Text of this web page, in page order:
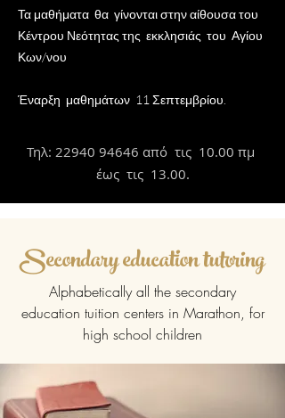
Τα μαθήματα θα γίνονται στην αίθουσα του
Κέντρου Νεότητας της εκκλησιάς του Αγίου
Κων/νου
Έναρξη μαθημάτων 11 Σεπτεμβρίου.
Τηλ: 22940 94646 από τις 10.00 πμ
έως τις 13.00.
Secondary education tutoring
Alphabetically all the secondary
education tuition centers in Marathon, for
high school children